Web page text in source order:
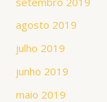
agosto 2019
julho 2019
junho 2019
maio 2019